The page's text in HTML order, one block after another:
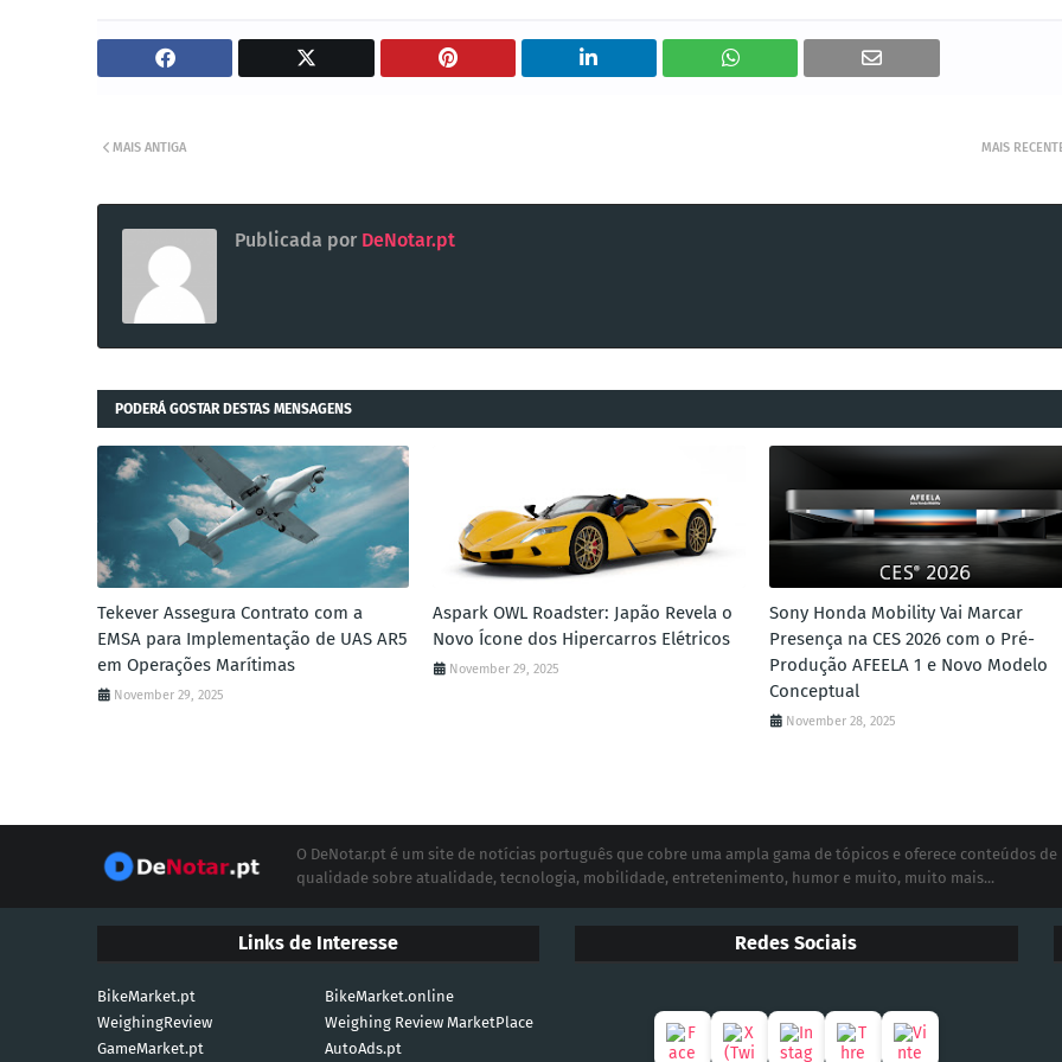
MAIS
MAIS ANTIGA
Publicada por DeNotar.pt
PODERÁ GOSTAR DESTAS MENSAGENS
Tekever Assegura Contrato com a
EMSA para Implementação de UAS AR5
em Operações Marítimas
November 29, 2025
Aspark OWL Roadster: Japão Revela o
Novo Ícone dos Hipercarros Elétricos
November 29, 2025
Sony Honda Mobility Vai Marcar
Presença na CES 2026 com o Pré-
Produção AFEELA 1 e Novo Modelo
Conceptual
November 28, 2025
O DeNotar.pt é um site de notícias português que cobre uma ampla gama de tópicos e oferece conteúdos de
qualidade sobre atualidade, tecnologia, mobilidade, entretenimento, humor e muito, muito mais...
Links de Interesse
BikeMarket.pt
BikeMarket.online
WeighingReview
Weighing Review MarketPlace
GameMarket.pt
AutoAds.pt
Redes Sociais